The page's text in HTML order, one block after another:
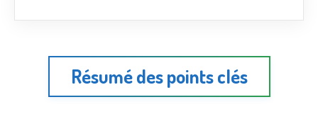
Résumé des points clés